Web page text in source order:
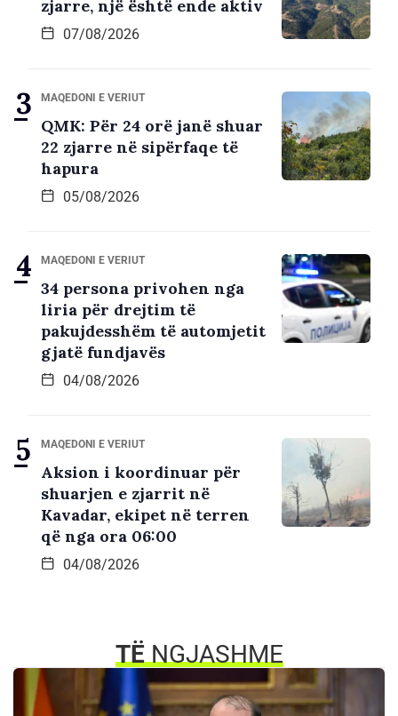
zjarre, një është ende aktiv
07/08/2026
MAQEDONI E VERIUT
QMK: Për 24 orë janë shuar
22 zjarre në sipërfaqe të
hapura
05/08/2026
MAQEDONI E VERIUT
34 persona privohen nga
liria për drejtim të
pakujdesshëm të automjetit
gjatë fundjavës
04/08/2026
MAQEDONI E VERIUT
Aksion i koordinuar për
shuarjen e zjarrit në
Kavadar, ekipet në terren
që nga ora 06:00
04/08/2026
TËNGJASHME